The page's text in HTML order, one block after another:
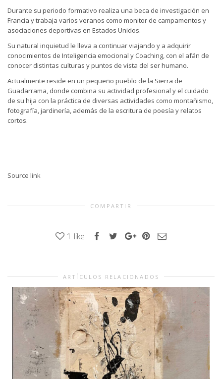
Durante su periodo formativo realiza una beca de investigación en
Francia y trabaja varios veranos como monitor de campamentos y
asociaciones deportivas en Estados Unidos.
Su natural inquietud le lleva a continuar viajando y a adquirir
conocimientos de Inteligencia emocional y Coaching, con el afán de
conocer distintas culturas y puntos de vista del ser humano.
Actualmente reside en un pequeño pueblo de la Sierra de
Guadarrama, donde combina su actividad profesional y el cuidado
de su hija con la práctica de diversas actividades como montañismo,
fotografía, jardinería, además de la escritura de poesía y relatos
cortos.
Source link
COMPARTIR
1 like
ARTÍCULOS RELACIONADOS